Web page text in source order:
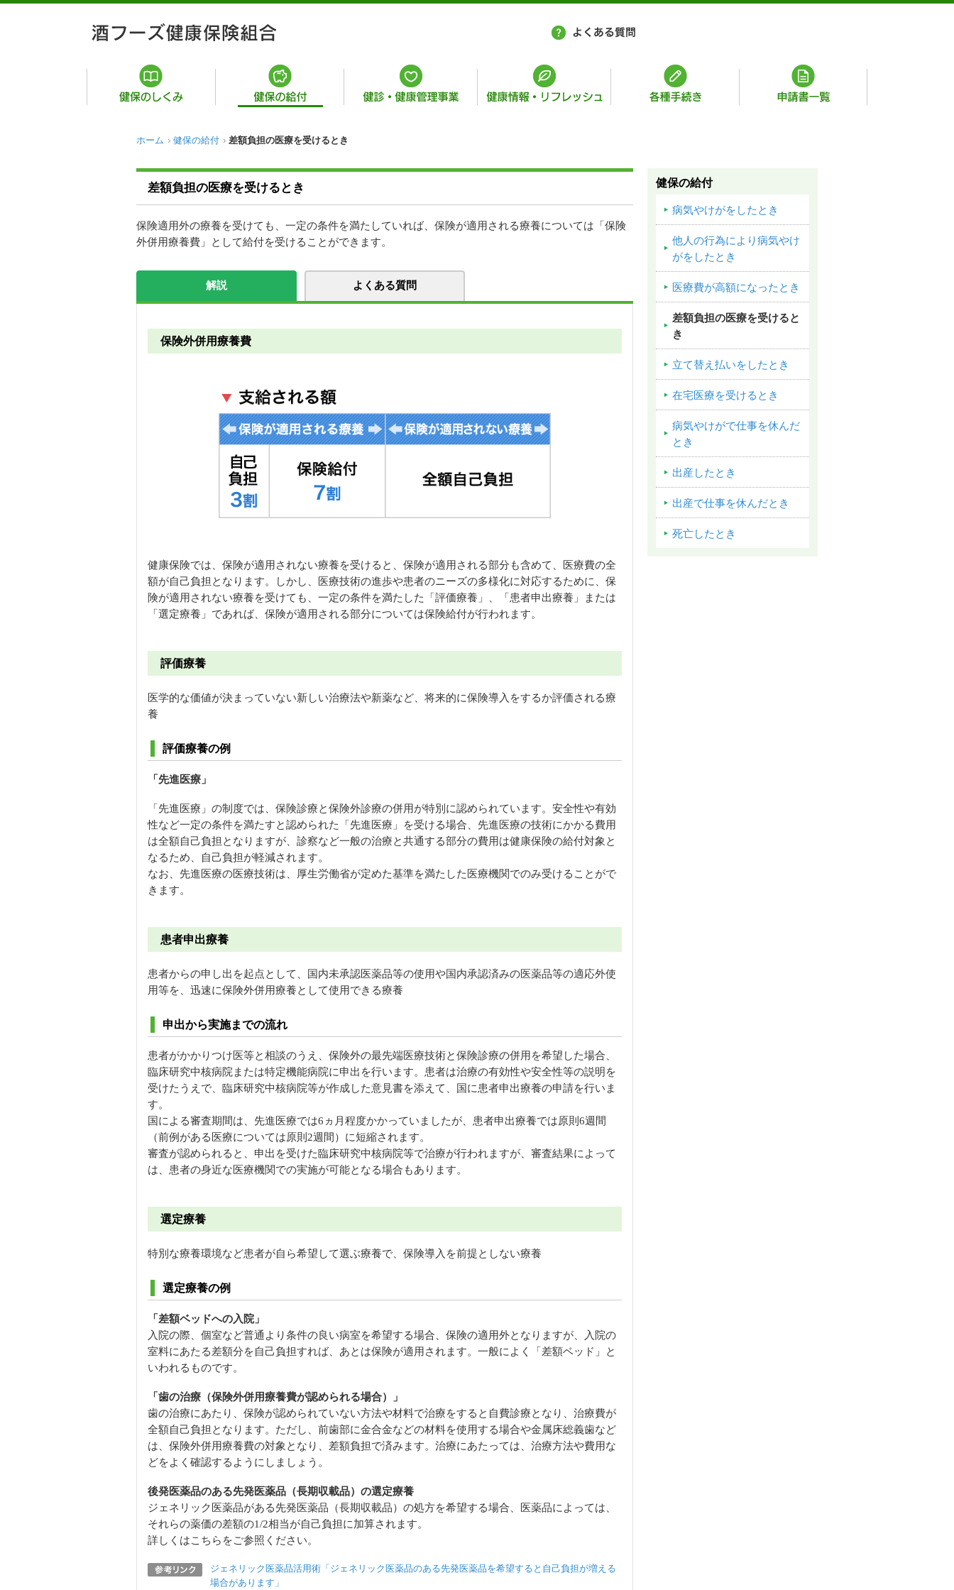
ホーム 健保の給付 差額負担の医療を受けるとき
差額負担の医療を受けるとき
保険適用外の療養を受けても、一定の条件を満たしていれば、保険が適用される療養については「保険
外併用療養費」として給付を受けることができます。
解説 よくある質問
保険外併用療養費
健康保険では、保険が適用されない療養を受けると、保険が適用される部分も含めて、医療費の全
額が自己負担となります。しかし、医療技術の進歩や患者のニーズの多様化に対応するために、保
険が適用されない療養を受けても、一定の条件を満たした「評価療養」、「患者申出療養」または
「選定療養」であれば、保険が適用される部分については保険給付が行われます。
評価療養
医学的な価値が決まっていない新しい治療法や新薬など、将来的に保険導入をするか評価される療
養
評価療養の例
「先進医療」
「先進医療」の制度では、保険診療と保険外診療の併用が特別に認められています。安全性や有効
性など一定の条件を満たすと認められた「先進医療」を受ける場合、先進医療の技術にかかる費用
は全額自己負担となりますが、診察など一般の治療と共通する部分の費用は健康保険の給付対象と
なるため、自己負担が軽減されます。
なお、先進医療の医療技術は、厚生労働省が定めた基準を満たした医療機関でのみ受けることがで
きます。
患者申出療養
患者からの申し出を起点として、国内未承認医薬品等の使用や国内承認済みの医薬品等の適応外使
用等を、迅速に保険外併用療養として使用できる療養
申出から実施までの流れ
患者がかかりつけ医等と相談のうえ、保険外の最先端医療技術と保険診療の併用を希望した場合、
臨床研究中核病院または特定機能病院に申出を行います。患者は治療の有効性や安全性等の説明を
受けたうえで、臨床研究中核病院等が作成した意見書を添えて、国に患者申出療養の申請を行いま
す。
国による審査期間は、先進医療では6ヵ月程度かかっていましたが、患者申出療養では原則6週間
（前例がある医療については原則2週間）に短縮されます。
審査が認められると、申出を受けた臨床研究中核病院等で治療が行われますが、審査結果によって
は、患者の身近な医療機関での実施が可能となる場合もあります。
選定療養
特別な療養環境など患者が自ら希望して選ぶ療養で、保険導入を前提としない療養
選定療養の例
「差額ベッドへの入院」
入院の際、個室など普通より条件の良い病室を希望する場合、保険の適用外となりますが、入院の
室料にあたる差額分を自己負担すれば、あとは保険が適用されます。一般によく「差額ベッド」と
いわれるものです。
「歯の治療（保険外併用療養費が認められる場合）」
歯の治療にあたり、保険が認められていない方法や材料で治療をすると自費診療となり、治療費が
全額自己負担となります。ただし、前歯部に金合金などの材料を使用する場合や金属床総義歯など
は、保険外併用療養費の対象となり、差額負担で済みます。治療にあたっては、治療方法や費用な
どをよく確認するようにしましょう。
後発医薬品のある先発医薬品（長期収載品）の選定療養
ジェネリック医薬品がある先発医薬品（長期収載品）の処方を希望する場合、医薬品によっては、
それらの薬価の差額の1/2相当が自己負担に加算されます。
詳しくはこちらをご参照ください。
ジェネリック医薬品活用術「ジェネリック医薬品のある先発医薬品を希望すると自己負担が増える
場合があります」
健保の給付
病気やけがをしたとき
他人の行為により病気やけ
がをしたとき
医療費が高額になったとき
差額負担の医療を受けると
き
立て替え払いをしたとき
在宅医療を受けるとき
病気やけがで仕事を休んだ
とき
出産したとき
出産で仕事を休んだとき
死亡したとき